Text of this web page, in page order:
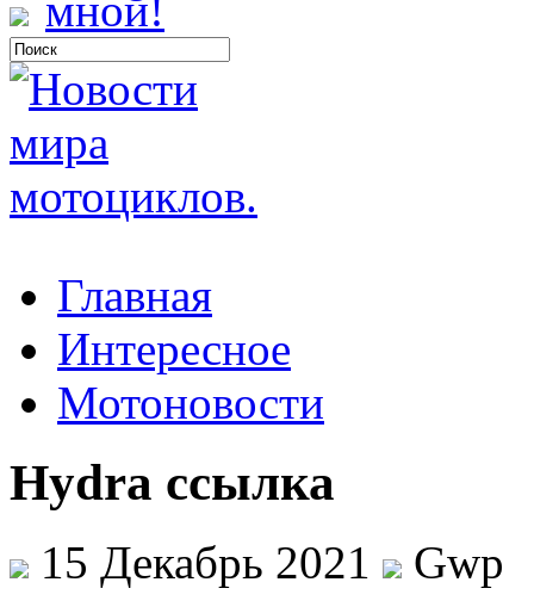
Главная
Интересное
Мотоновости
Hydra ссылка
15 Декабрь 2021
Gwp